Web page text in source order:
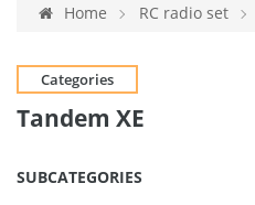
Home RC radio set
Categories
Tandem XE
SUBCATEGORIES